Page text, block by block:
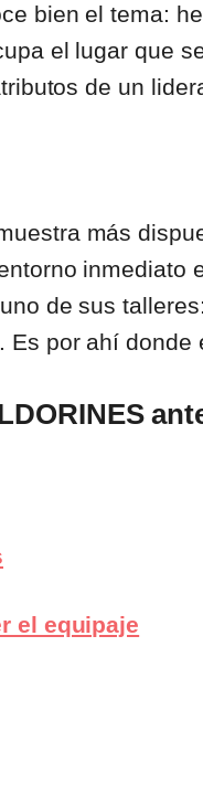
bien el tema:
el lugar que
de un
más
inmediato
de sus
Es por ahí
el equipaje